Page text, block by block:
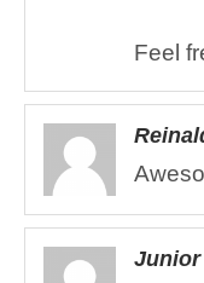
Feel
Junior